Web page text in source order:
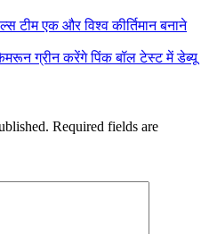
टीम एक और विश्व कीर्तिमान बनाने
ग्रीन करेंगे पिंक बॉल टेस्ट में डेब्यू
Required fields are